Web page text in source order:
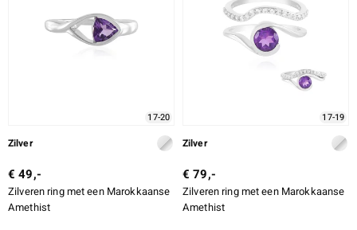
17-20
Zilver
€ 49,-
Zilveren ring met een Marokkaanse
Amethist
17-19
Zilver
€ 79,-
Zilveren ring met een Marokkaanse
Amethist